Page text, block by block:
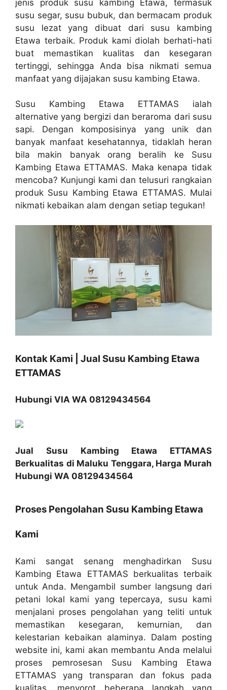
jenis produk susu kambing Etawa, termasuk
susu segar, susu bubuk, dan bermacam produk
susu lezat yang dibuat dari susu kambing
Etawa terbaik. Produk kami diolah berhati-hati
buat memastikan kualitas dan kesegaran
tertinggi, sehingga Anda bisa nikmati semua
manfaat yang dijajakan susu kambing Etawa.
Susu Kambing Etawa ETTAMAS ialah
alternative yang bergizi dan beraroma dari susu
sapi. Dengan komposisinya yang unik dan
banyak manfaat kesehatannya, tidaklah heran
bila makin banyak orang beralih ke Susu
Kambing Etawa ETTAMAS. Maka kenapa tidak
mencoba? Kunjungi kami dan telusuri rangkaian
produk Susu Kambing Etawa ETTAMAS. Mulai
nikmati kebaikan alam dengan setiap tegukan!
Kontak Kami | Jual Susu Kambing Etawa
ETTAMAS
Hubungi VIA WA 08129434564
Jual Susu Kambing Etawa ETTAMAS
Berkualitas di Maluku Tenggara, Harga Murah
Hubungi WA 08129434564
Proses Pengolahan Susu Kambing Etawa
Kami
Kami sangat senang menghadirkan Susu
Kambing Etawa ETTAMAS berkualitas terbaik
untuk Anda. Mengambil sumber langsung dari
petani lokal kami yang tepercaya, susu kami
menjalani proses pengolahan yang teliti untuk
memastikan kesegaran, kemurnian, dan
kelestarian kebaikan alaminya. Dalam posting
website ini, kami akan membantu Anda melalui
proses pemrosesan Susu Kambing Etawa
ETTAMAS yang transparan dan fokus pada